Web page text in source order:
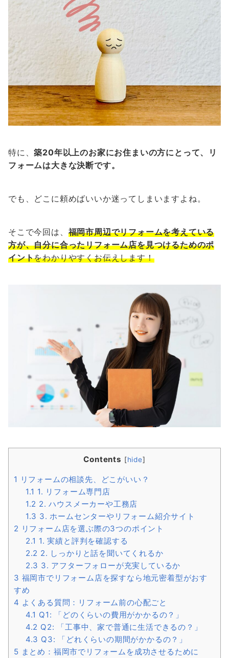
特に、築20年以上のお家にお住まいの方にとって、リ
フォームは大きな決断です。
でも、どこに頼めばいいか迷ってしまいますよね。
そこで今回は、 福岡市周辺でリフォームを考えている
方が、自分に合ったリフォーム店を見つけるためのポ
イントをわかりやすくお伝えします！
Contents [hide]
1 リフォームの相談先、どこがいい？
1.1 1. リフォーム専門店
1.2 2. ハウスメーカーや工務店
1.3 3. ホームセンターやリフォーム紹介サイト
2 リフォーム店を選ぶ際の3つのポイント
2.1 1. 実績と評判を確認する
2.2 2. しっかりと話を聞いてくれるか
2.3 3. アフターフォローが充実しているか
3 福岡市でリフォーム店を探すなら地元密着型がおす
すめ
4 よくある質問：リフォーム前の心配ごと
4.1 Q1: 「どのくらいの費用がかかるの？」
4.2 Q2: 「工事中、家で普通に生活できるの？」
4.3 Q3: 「どれくらいの期間がかかるの？」
5 まとめ：福岡市でリフォームを成功させるために